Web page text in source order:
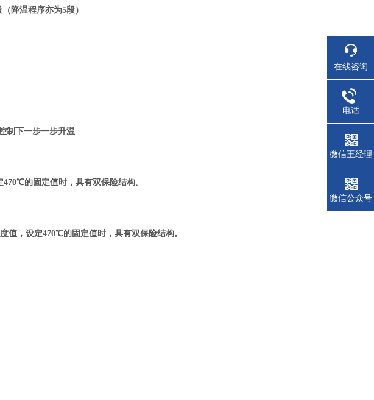
降温程序亦为5段）
制下一步一步升温
的固定值时，具有双保险结构。
值，设定470℃的固定值时，具有双保险结构。
在线咨询
电话
微信王经理
微信公众号